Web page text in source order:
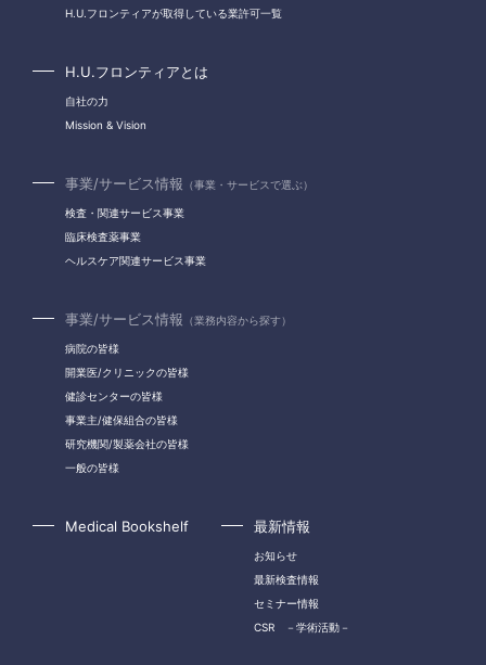
H.U.フロンティアが取得している業許可一覧
H.U.フロンティアとは
自社の力
Mission & Vision
事業/サービス情報 （事業・サービスで選ぶ）
検査・関連サービス事業
臨床検査薬事業
ヘルスケア関連サービス事業
事業/サービス情報 （業務内容から探す）
病院の皆様
開業医/クリニックの皆様
健診センターの皆様
事業主/健保組合の皆様
研究機関/製薬会社の皆様
一般の皆様
Medical Bookshelf 最新情報
お知らせ
最新検査情報
セミナー情報
CSR －学術活動－